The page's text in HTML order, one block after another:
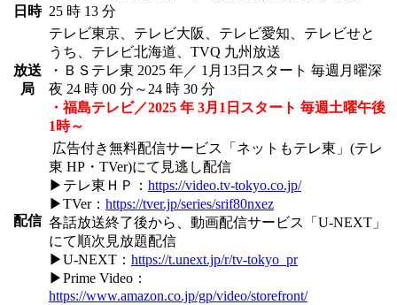
日時 25 時 13 分
放送
局
テレビ東京、テレビ⼤阪、テレビ愛知、テレビせと
うち、テレビ北海道、TVQ 九州放送
・ＢＳテレ東 2025 年／ 1⽉13⽇スタート 毎週⽉曜深
夜 24 時 00 分～24 時 30 分
・福島テレビ／2025 年 3月1日スタート 毎週土曜午後
1時～
配信
広告付き無料配信サービス「ネットもテレ東」(テレ
東 HP・TVer)にて⾒逃し配信
▶テレ東ＨＰ： https://video.tv-tokyo.co.jp/
▶TVer： https://tver.jp/series/srif80nxez
各話放送終了後から、動画配信サービス「U-NEXT」
にて順次⾒放題配信
▶U-NEXT： https://t.unext.jp/r/tv-tokyo_pr
▶Prime Video：
https://www.amazon.co.jp/gp/video/storefront/